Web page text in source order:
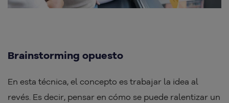
Brainstorming opuesto
En esta técnica, el concepto es trabajar la idea al
revés. Es decir, pensar en cómo se puede ralentizar un